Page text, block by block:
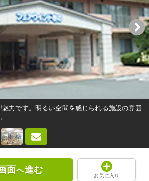
力です。明るい空間を感じられる施設の雰囲
面へ進む
お気に入り